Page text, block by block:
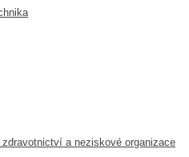
a neziskové organizace